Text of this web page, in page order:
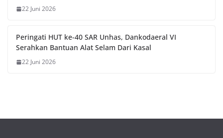
22 Juni 2026
Peringati HUT ke-40 SAR Unhas, Dankodaeral VI
Serahkan Bantuan Alat Selam Dari Kasal
22 Juni 2026